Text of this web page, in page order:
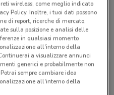
Alpitour
Scade il 31/10
wireless, come meglio indicato
Policy. Inoltre, i tuoi dati possono
di report, ricerche di mercato,
sulla posizione e analisi delle
in qualsiasi momento
all'interno della
a visualizzare annunci
generici e probabilmente non
sempre cambiare idea
all'interno della